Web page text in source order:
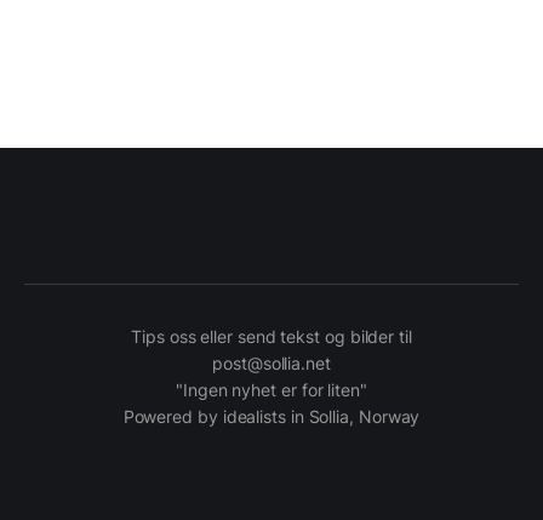
Tips oss eller send tekst og bilder til
post@sollia.net
"Ingen nyhet er for liten"
Powered by idealists in Sollia, Norway